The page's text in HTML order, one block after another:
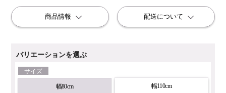
バリエーションを選ぶ
サイズ
幅80cm 幅110cm
商品情報 配送について